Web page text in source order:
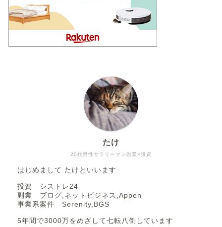
20代男性サラリーマン副業×投資
たけ
はじめまして たけといいます
投資 シストレ24
副業 ブログ,ネットビジネス,Appen
事業系案件 Serenity,BGS
5年間で3000万をめざして七転八倒しています